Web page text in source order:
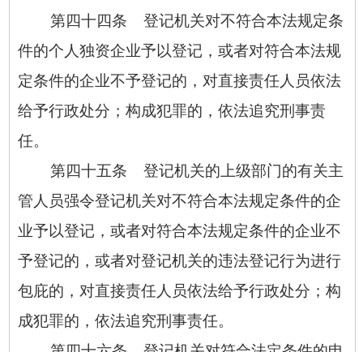
第四十四条 登记机关对不符合本法规定条
件的个人独资企业予以登记，或者对符合本法规
定条件的企业不予登记的，对直接责任人员依法
给予行政处分；构成犯罪的，依法追究刑事责
任。
第四十五条 登记机关的上级部门的有关主
管人员强令登记机关对不符合本法规定条件的企
业予以登记，或者对符合本法规定条件的企业不
予登记的，或者对登记机关的违法登记行为进行
包庇的，对直接责任人员依法给予行政处分；构
成犯罪的，依法追究刑事责任。